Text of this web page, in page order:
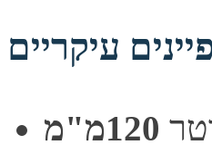
עיקריים
120מ"מ